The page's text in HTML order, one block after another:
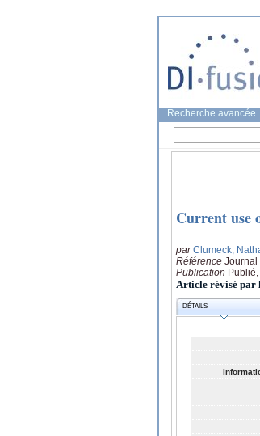
Recherche avancée
Current use
parClumeck,
Référence Journal
Publication
Article révisé par
DÉTAILS